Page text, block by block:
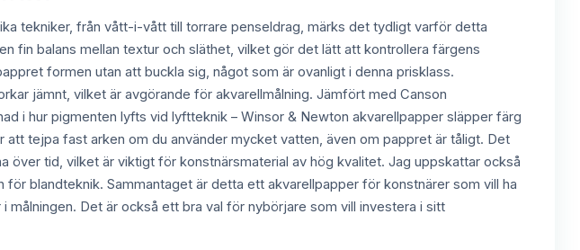
tekniker, från vått-i-vått till torrare penseldrag, märks det tydligt varför detta
fin balans mellan textur och släthet, vilket gör det lätt att kontrollera färgens
formen utan att buckla sig, något som är ovanligt i denna prisklass.
jämnt, vilket är avgörande för akvarellmålning. Jämfört med Canson
i hur pigmenten lyfts vid lyftteknik – Winsor & Newton akvarellpapper släpper färg
tejpa fast arken om du använder mycket vatten, även om pappret är tåligt. Det
över tid, vilket är viktigt för konstnärsmaterial av hög kvalitet. Jag uppskattar också
blandteknik. Sammantaget är detta ett akvarellpapper för konstnärer som vill ha
Det är också ett bra val för nybörjare som vill investera i sitt